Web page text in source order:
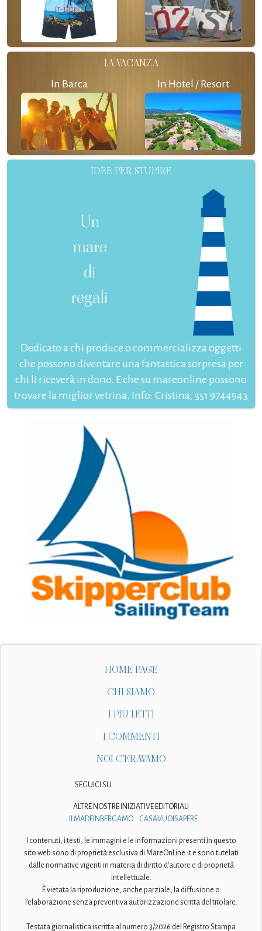
LA VACANZA
In Barca In Hotel / Resort
IDEE PER STUPIRE
Un
mare
di
regali
Dedicato a chi produce o commercializza oggetti
che possono diventare una fantastica sorpresa per
chi li riceverà in dono. E che su mareonline possono
trovare la miglior vetrina. Info: Cristina, 351 9744943
HOME PAGE
CHI SIAMO
I PIÙ LETTI
I COMMENTI
NOI C'ERAVAMO
SEGUICI SU
ALTRE NOSTRE INIZIATIVE EDITORIALI
ILMADEINBERGAMO
CASAVUOISAPERE
I contenuti, i testi, le immagini e le informazioni presenti in questo
sito web sono di proprietà esclusiva di MareOnLine.it e sono tutelati
dalle normative vigenti in materia di diritto d'autore e di proprietà
intellettuale.
È vietata la riproduzione, anche parziale, la diffusione o
l'elaborazione senza preventiva autorizzazione scritta del titolare.
Testata giornalistica iscritta al numero 3/2026 del Registro Stampa